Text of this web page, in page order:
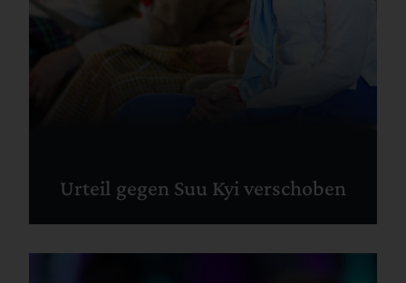
Urteil gegen Suu Kyi verschoben